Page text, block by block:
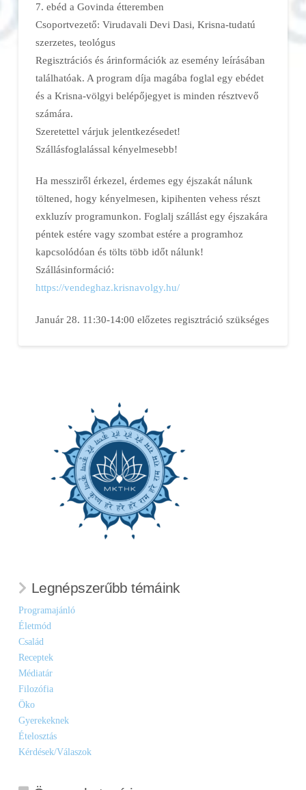
7. ebéd a Govinda étteremben
Csoportvezető: Virudavali Devi Dasi, Krisna-tudatú
szerzetes, teológus
Regisztrációs és árinformációk az esemény leírásában
találhatóak. A program díja magába foglal egy ebédet
és a Krisna-völgyi belépőjegyet is minden résztvevő
számára.
Szeretettel várjuk jelentkezésedet!
Szállásfoglalással kényelmesebb!
Ha messziről érkezel, érdemes egy éjszakát nálunk
töltened, hogy kényelmesen, kipihenten vehess részt
exkluzív programunkon. Foglalj szállást egy éjszakára
péntek estére vagy szombat estére a programhoz
kapcsolódóan és tölts több időt nálunk!
Szállásinformáció:
https://vendeghaz.krisnavolgy.hu/
Január 28. 11:30-14:00 előzetes regisztráció szükséges
Legnépszerűbb témáink
Programajánló
Életmód
Család
Receptek
Médiatár
Filozófia
Öko
Gyerekeknek
Ételosztás
Kérdések/Válaszok